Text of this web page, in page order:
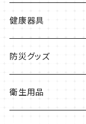
健康器具
防災グッズ
衛生用品